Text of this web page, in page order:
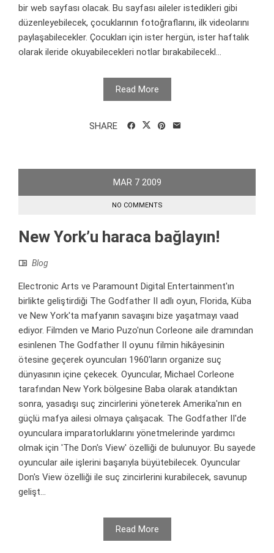
bir web sayfası olacak. Bu sayfası aileler istedikleri gibi
düzenleyebilecek, çocuklarının fotoğraflarını, ilk videolarını
paylaşabilecekler. Çocukları için ister hergün, ister haftalık
olarak ileride okuyabilecekleri notlar bırakabilecekl...
Read More
SHARE
MAR 7 2009
NO COMMENTS
New York’u haraca bağlayın!
Blog
Electronic Arts ve Paramount Digital Entertainment'ın
birlikte geliştirdiği The Godfather II adlı oyun, Florida, Küba
ve New York'ta mafyanın savaşını bize yaşatmayı vaad
ediyor. Filmden ve Mario Puzo'nun Corleone aile dramından
esinlenen The Godfather II oyunu filmin hikâyesinin
ötesine geçerek oyuncuları 1960'ların organize suç
dünyasının içine çekecek. Oyuncular, Michael Corleone
tarafından New York bölgesine Baba olarak atandıktan
sonra, yasadışı suç zincirlerini yöneterek Amerika'nın en
güçlü mafya ailesi olmaya çalışacak. The Godfather II'de
oyunculara imparatorluklarını yönetmelerinde yardımcı
olmak için 'The Don's View' özelliği de bulunuyor. Bu sayede
oyuncular aile işlerini başarıyla büyütebilecek. Oyuncular
Don's View özelliği ile suç zincirlerini kurabilecek, savunup
gelişt...
Read More